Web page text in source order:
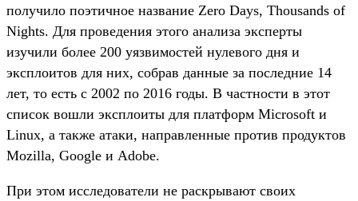
получило поэтичное название Zero Days, Thousands of
Nights. Для проведения этого анализа эксперты
изучили более 200 уязвимостей нулевого дня и
эксплоитов для них, собрав данные за последние 14
лет, то есть с 2002 по 2016 годы. В частности в этот
список вошли эксплоиты для платформ Microsoft и
Linux, а также атаки, направленные против продуктов
Mozilla, Google и Adobe.
При этом исследователи не раскрывают своих